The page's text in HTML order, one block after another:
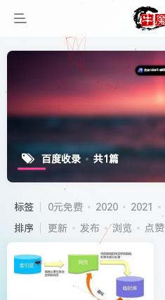
百度收录 共1篇
标签 0元免费 2020 2021
排序
更新 发布 浏览 点赞